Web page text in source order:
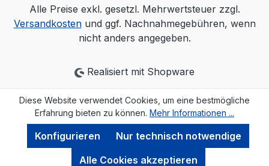
Alle Preise exkl. gesetzl. Mehrwertsteuer zzgl.
Versandkostenund ggf. Nachnahmegebühren, wenn
nicht anders angegeben.
Realisiert mit Shopware
Diese Website verwendet Cookies, um eine bestmögliche
Erfahrung bieten zu können. Mehr Informationen ...
Nur technisch notwendige
Konfigurieren
Alle Cookies akzeptieren